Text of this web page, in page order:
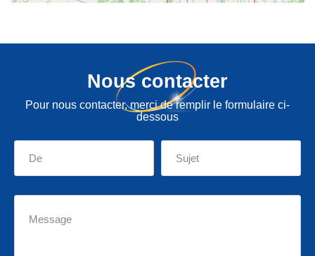
Nous contacter
Pour nous contacter, merci de remplir le formulaire ci-
dessous